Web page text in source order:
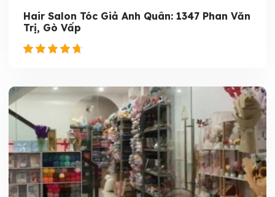
Hair Salon Tóc Giả Anh Quân: 1347 Phan Văn
Trị, Gò Vấp